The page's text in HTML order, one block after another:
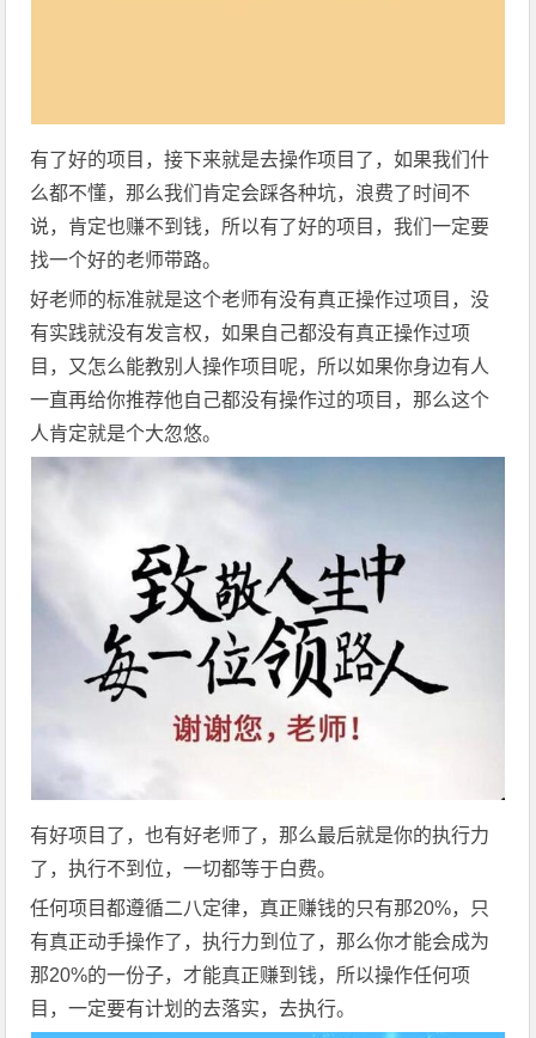
有了好的项目，接下来就是去操作项目了，如果我们什
么都不懂，那么我们肯定会踩各种坑，浪费了时间不
说，肯定也赚不到钱，所以有了好的项目，我们一定要
找一个好的老师带路。
好老师的标准就是这个老师有没有真正操作过项目，没
有实践就没有发言权，如果自己都没有真正操作过项
目，又怎么能教别人操作项目呢，所以如果你身边有人
一直再给你推荐他自己都没有操作过的项目，那么这个
人肯定就是个大忽悠。
有好项目了，也有好老师了，那么最后就是你的执行力
了，执行不到位，一切都等于白费。
任何项目都遵循二八定律，真正赚钱的只有那20%，只
有真正动手操作了，执行力到位了，那么你才能会成为
那20%的一份子，才能真正赚到钱，所以操作任何项
目，一定要有计划的去落实，去执行。